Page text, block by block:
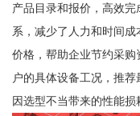
产品目录和报价，高效
系，减少了人力和时间
价格，帮助企业节约采
户的具体设备工况，推
因选型不当带来的性能损